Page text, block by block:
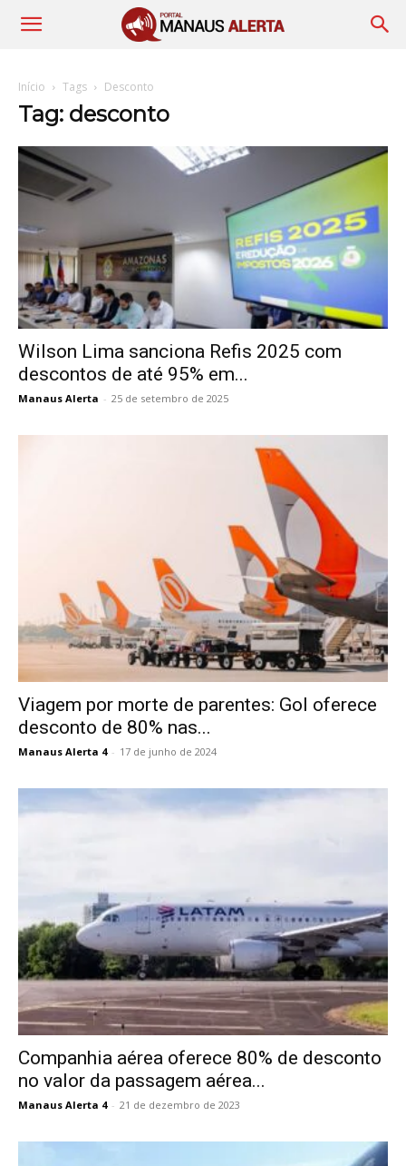
Início Tags Desconto
Tag: desconto
Wilson Lima sanciona Refis 2025 com
descontos de até 95% em...
Manaus Alerta - 25 de setembro de 2025
Viagem por morte de parentes: Gol oferece
desconto de 80% nas...
Manaus Alerta 4 - 17 de junho de 2024
Companhia aérea oferece 80% de desconto
no valor da passagem aérea...
Manaus Alerta 4 - 21 de dezembro de 2023